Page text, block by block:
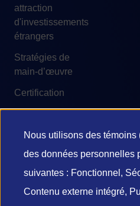
attraction
d'investissements
étrangers
Stratégies de
main-d’œuvre
Certification
© 2026 Investissement
Accessibilité
Conditions
Utilisation
des
Nous utilisons des témoins
des données personnelles
suivantes : Fonctionnel,
Contenu externe intégré,